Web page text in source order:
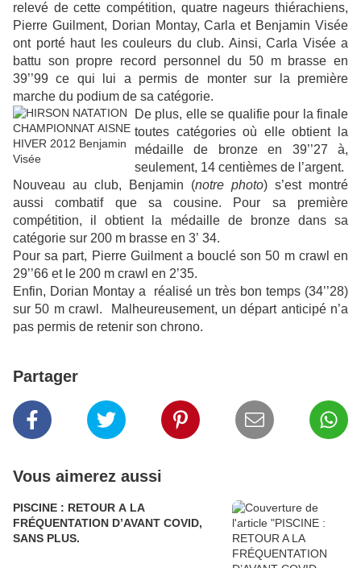
relevé de cette compétition, quatre nageurs thiérachiens,
Pierre Guilment, Dorian Montay, Carla et Benjamin Visée
ont porté haut les couleurs du club. Ainsi, Carla Visée a
battu son propre record personnel du 50 m brasse en
39’’99 ce qui lui a permis de monter sur la première
marche du podium de sa catégorie.
De plus, elle se qualifie pour la finale
toutes catégories où elle obtient la
médaille de bronze en 39’’27 à,
seulement, 14 centièmes de l’argent.
Nouveau au club, Benjamin (notre photo) s’est montré
aussi combatif que sa cousine. Pour sa première
compétition, il obtient la médaille de bronze dans sa
catégorie sur 200 m brasse en 3’ 34.
Pour sa part, Pierre Guilment a bouclé son 50 m crawl en
29’’66 et le 200 m crawl en 2’35.
Enfin, Dorian Montay a réalisé un très bon temps (34’’28)
sur 50 m crawl. Malheureusement, un départ anticipé n’a
pas permis de retenir son chrono.
Partager
Vous aimerez aussi
PISCINE : RETOUR A LA
FRÉQUENTATION D’AVANT COVID,
SANS PLUS.